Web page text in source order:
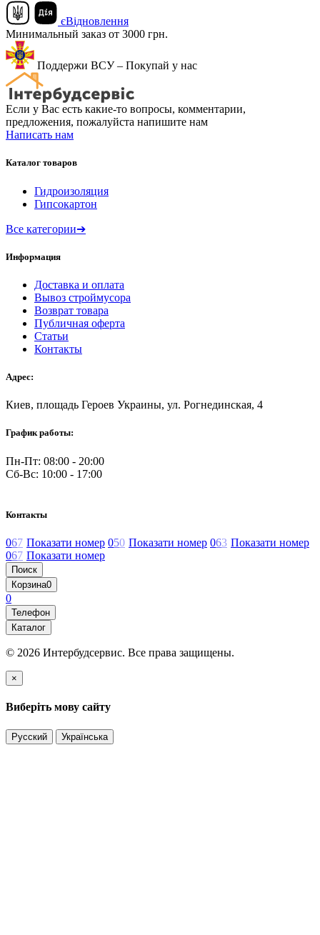
єВідновлення
Минимальный заказ от 3000 грн.
Поддержи ВСУ – Покупай у нас
Если у Вас есть какие-то вопросы, комментарии,
предложения, пожалуйста напишите нам
Написать нам
Каталог товаров
Гидроизоляция
Гипсокартон
Все категории➔
Информация
Доставка и оплата
Вывоз строймусора
Возврат товара
Публичная оферта
Статьи
Контакты
Адрес:
Киев, площадь Героев Украины, ул. Рогнединская, 4
График работы:
Пн-Пт: 08:00 - 20:00
Сб-Вс: 10:00 - 17:00
Контакты
067 Показати номер 050 Показати номер 063 Показати номер
067 Показати номер
Поиск
Корзина0
0
Телефон
Каталог
© 2026 Интербудсервис. Все права защищены.
×
Виберіть мову сайту
Русский Українська